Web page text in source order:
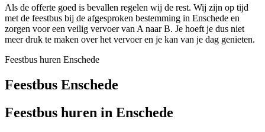
Als de offerte goed is bevallen regelen wij de rest. Wij zijn op tijd
met de feestbus bij de afgesproken bestemming in Enschede en
zorgen voor een veilig vervoer van A naar B. Je hoeft je dus niet
meer druk te maken over het vervoer en je kan van je dag genieten.
Feestbus huren Enschede
Feestbus Enschede
Feestbus huren in Enschede